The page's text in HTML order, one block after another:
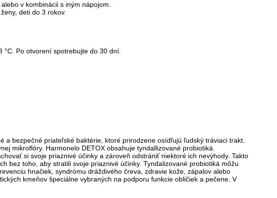
v kombinácii s iným nápojom.
deti do 3 rokov.
Po otvorení spotrebujte do 30 dní.
bezpečné priateľské baktérie, ktoré prirodzene osídľujú ľudský tráviaci trakt.
mikroflóry. Harmonelo DETOX obsahuje tyndallizované probiotiká.
si svoje priaznivé účinky a zároveň odstrániť niektoré ich nevýhody. Takto
bez toho, aby stratili svoje priaznivé účinky. Tyndalizované probiotiká môžu
hnačiek, syndrómu dráždivého čreva, zdravie kože, zápalov alebo
kmeňov špeciálne vybraných na podporu funkcie obličiek a pečene. V